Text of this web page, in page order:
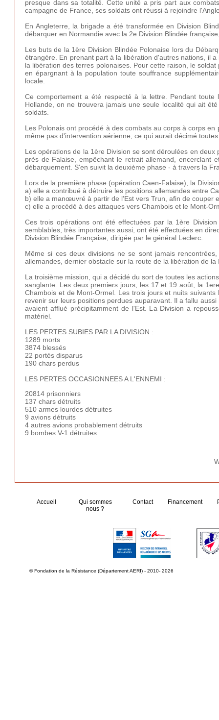
presque dans sa totalité. Cette unité a pris part aux
campagne de France, ses soldats ont réussi à rejoindre
En Angleterre, la brigade a été transformée en Division
débarquer en Normandie avec la 2e Division Blindée
Les buts de la 1ère Division Blindée Polonaise lors du
étrangère. En prenant part à la libération d'autres nations, il
la libération des terres polonaises. Pour cette raison, le
en épargnant à la population toute souffrance
locale.
Ce comportement a été respecté à la lettre. Pendant
Hollande, on ne trouvera jamais une seule localité qui ait
soldats.
Les Polonais ont procédé à des combats au corps à corps
même pas d'intervention aérienne, ce qui aurait décimé
Les opérations de la 1ère Division se sont déroulées en
près de Falaise, empêchant le retrait allemand, encerclant
débarquement. S'en suivit la deuxième phase - à travers la
Lors de la première phase (opération Caen-Falaise), la
a) elle a contribué à détruire les positions allemandes entre
b) elle a manœuvré à partir de l'Est vers Trun, afin de couper
c) elle a procédé à des attaques vers Chambois et le Mont-
Ces trois opérations ont été effectuées par la 1ère
semblables, très importantes aussi, ont été effectuées en
Division Blindée Française, dirigée par le général Leclerc.
Même si ces deux divisions ne se sont jamais
allemandes, dernier obstacle sur la route de la libération de la
La troisième mission, qui a décidé du sort de toutes les
sanglante. Les deux premiers jours, les 17 et 19 août, la
Chambois et de Mont-Ormel. Les trois jours et nuits
revenir sur leurs positions perdues auparavant. Il a fallu
avaient afflué précipitamment de l'Est. La Division a
matériel.
LES PERTES SUBIES PAR LA DIVISION :
1289 morts
3874 blessés
22 portés disparus
190 chars perdus
LES PERTES OCCASIONNEES A L'ENNEMI :
20814 prisonniers
137 chars détruits
510 armes lourdes détruites
9 avions détruits
4 autres avions probablement détruits
9 bombes V-1 détruites
Accueil
Qui sommes
nous ?
Contact Financement
© Fondation de la Résistance (Département AERI) - 2010- 2026